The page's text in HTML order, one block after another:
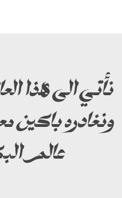
نأتي الى هذا
ونغادره باكين
عالم